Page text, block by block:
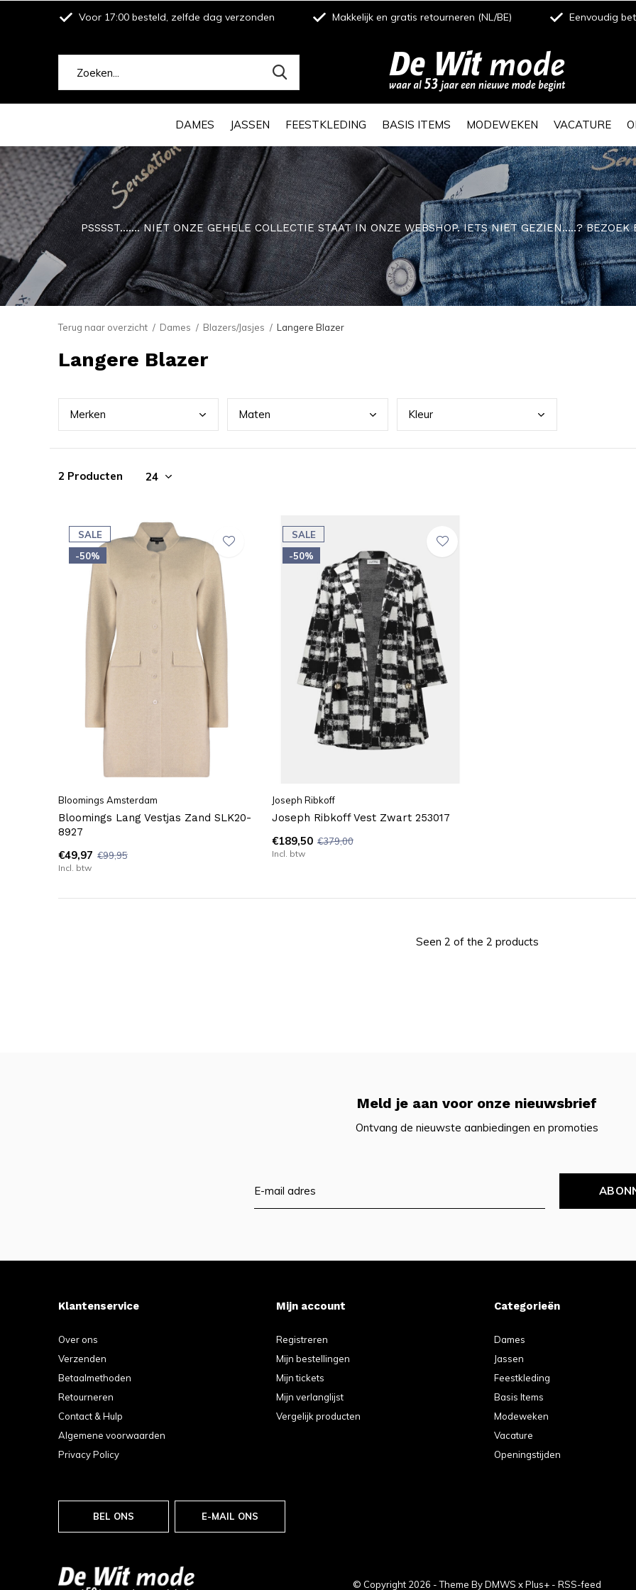
DAMES JASSEN FEESTKLEDING BASIS ITEMS MODEWEKEN VACATURE
Voor 17:00 besteld, zelfde dag verzonden Makkelijk en gratis retourneren (NL/BE) Eenvoudig
PSSSST....... NIET ONZE GEHELE COLLECTIE STAAT IN ONZE WEBSHOP. IETS NIET GEZIEN.....?
Terug naar overzicht Dames Blazers/Jasjes Langere Blazer
Langere Blazer
Merken Maten Kleur
2 Producten
SALE
-50%
Bloomings Amsterdam
Bloomings Lang Vestjas Zand SLK20-
8927
€49,97 €99,95
Incl. btw
SALE
-50%
Joseph Ribkoff
Joseph Ribkoff Vest Zwart 253017
€189,50 €379,00
Incl. btw
Seen 2 of the 2 products
Meld je aan voor onze nieuwsbrief
Ontvang de nieuwste aanbiedingen en promoties
Klantenservice
Over ons
Verzenden
Betaalmethoden
Retourneren
Contact & Hulp
Algemene voorwaarden
Privacy Policy
Mijn account
Registreren
Mijn bestellingen
Mijn tickets
Mijn verlanglijst
Vergelijk producten
Categorieën
Dames
Jassen
Feestkleding
Basis Items
Modeweken
Vacature
Openingstijden
BEL ONS E-MAIL ONS
© Copyright 2026 - Theme ByDMWS xPlus+ - RSS-feed